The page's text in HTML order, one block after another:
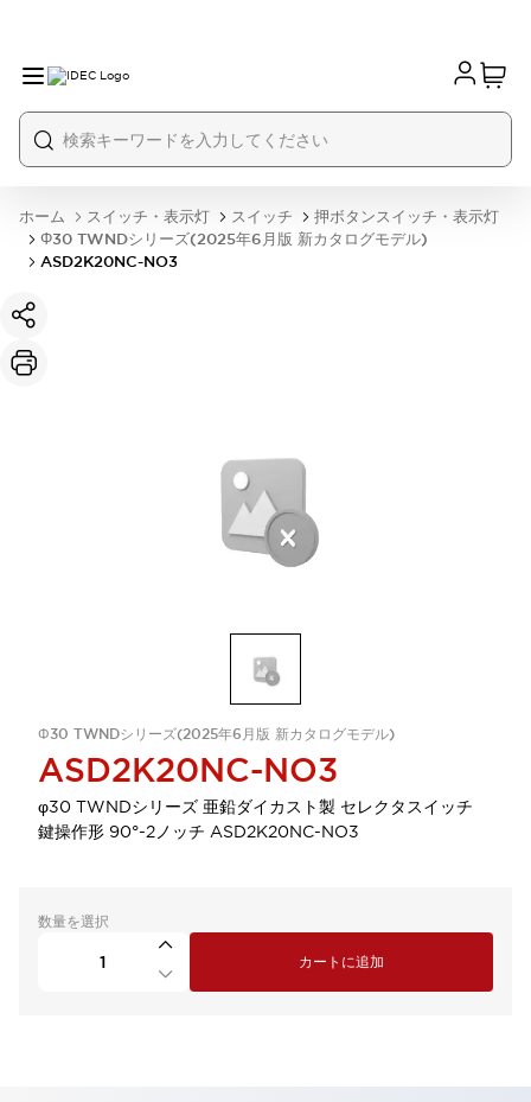
ホーム スイッチ・表示灯 スイッチ
押ボタンスイッチ・表示灯
Φ30 TWNDシリーズ(2025年6月版 新カタログモデル)
ASD2K20NC-NO3
Φ30 TWNDシリーズ(2025年6月版 新カタログモデル)
ASD2K20NC-NO3
φ30 TWNDシリーズ 亜鉛ダイカスト製 セレクタスイッチ
鍵操作形 90°-2ノッチ ASD2K20NC-NO3
数量を選択
カートに追加